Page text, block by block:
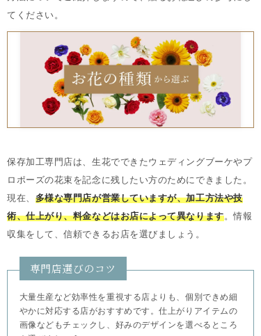
てください。
保存加工専門店は、生花でできたウェディングブーケやプ
ロポーズの花束を記念に残したい方のためにできました。
現在、 多様な専門店が営業していますが、加工方法や技
術、仕上がり、料金などはお店によって異なります。情報
収集をして、信頼できるお店を選びましょう。
専門店選びのコツ
大量生産など効率性を重視する店よりも、個別できめ細
やかに対応する店がおすすめです。仕上がりアイテムの
画像などもチェックし、好みのデザインを選べるところ